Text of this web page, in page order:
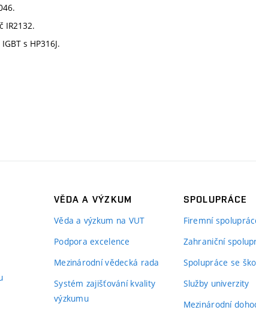
IR2132.
s HP316J.
VĚDA A VÝZKUM
Věda a výzkum na VUT
Podpora excelence
Mezinárodní vědecká rada
Systém zajišťování kvality
výzkumu
SPOLUPRÁCE
Firemní
Zahraniční
Spolupráce se
Služby univerzity
Mezinárodní